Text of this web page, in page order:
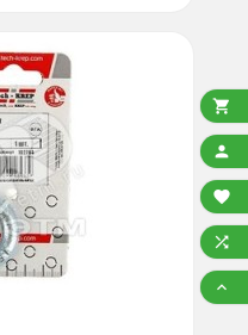




